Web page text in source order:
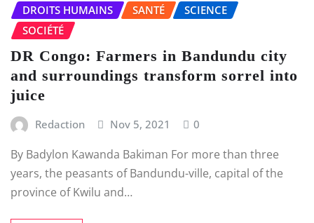
DROITS HUMAINS
SANTÉ
SCIENCE
SOCIÉTÉ
DR Congo: Farmers in Bandundu city
and surroundings transform sorrel into
juice
Redaction Nov 5, 2021 0
By Badylon Kawanda Bakiman For more than three
years, the peasants of Bandundu-ville, capital of the
province of Kwilu and…